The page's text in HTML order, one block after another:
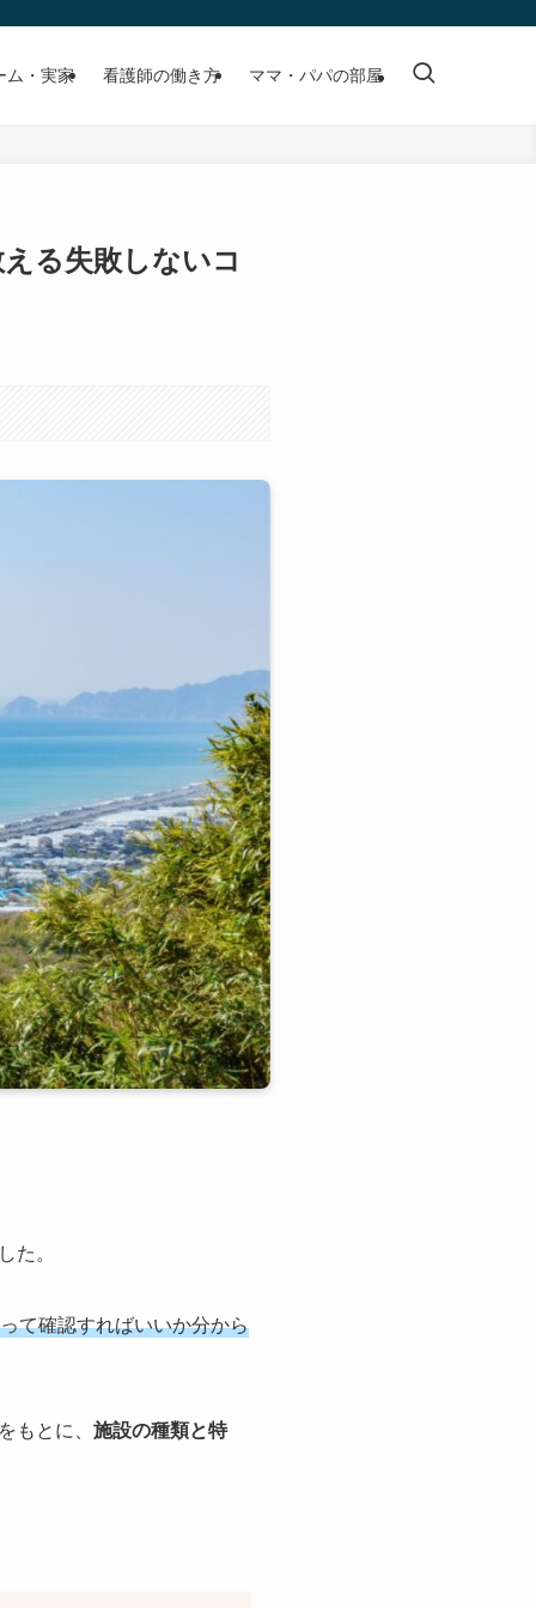
ム・実家 看護師の働き方 ママ・パパの部屋
る失敗しないコ
た。
て確認すればいいか分から
もとに、 施設の種類と特